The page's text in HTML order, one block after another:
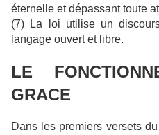
éternelle et dépassant toute
(7) La loi utilise un
langage ouvert et libre.
LE
GRACE
Dans les premiers versets